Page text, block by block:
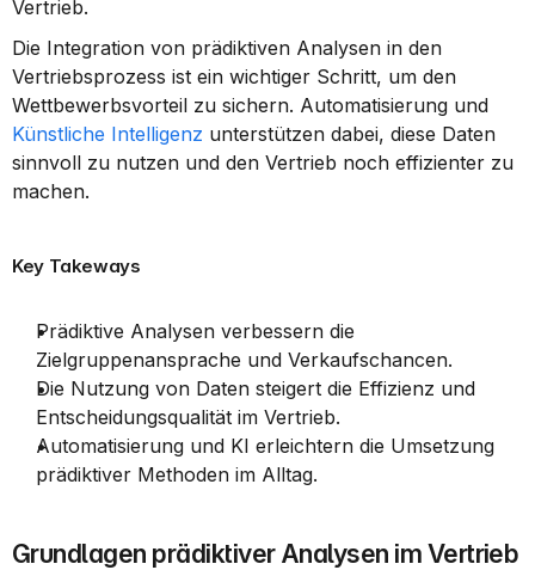
Vertrieb.
Die Integration von prädiktiven Analysen in den
Vertriebsprozess ist ein wichtiger Schritt, um den
Künstliche Intelligenz unterstützen dabei, diese Daten
sinnvoll zu nutzen und den Vertrieb noch effizienter zu
machen.
Key Takeways
Prädiktive Analysen verbessern die
Zielgruppenansprache und Verkaufschancen.
Die Nutzung von Daten steigert die Effizienz und
Entscheidungsqualität im Vertrieb.
Automatisierung und KI erleichtern die Umsetzung
prädiktiver Methoden im Alltag.
Grundlagen prädiktiver Analysen im Vertrieb